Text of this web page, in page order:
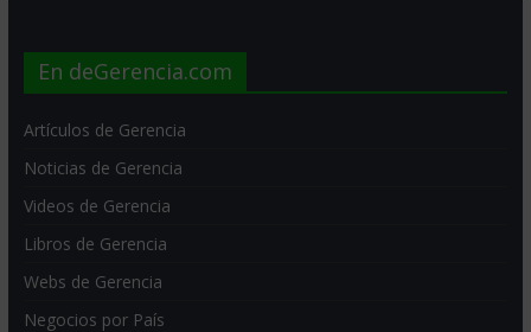
En deGerencia.com
Artículos de Gerencia
Noticias de Gerencia
Videos de Gerencia
Libros de Gerencia
Webs de Gerencia
Negocios por País